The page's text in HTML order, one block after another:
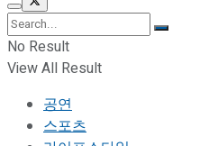
No Result
View All Result
공연
스포츠